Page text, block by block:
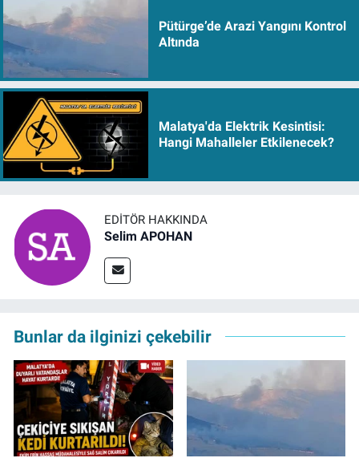
Pütürge’de Arazi Yangını Kontrol
Altında
Malatya'da Elektrik Kesintisi:
Hangi Mahalleler Etkilenecek?
EDITÖR HAKKINDA
Selim APOHAN
Bunlar da ilginizi çekebilir